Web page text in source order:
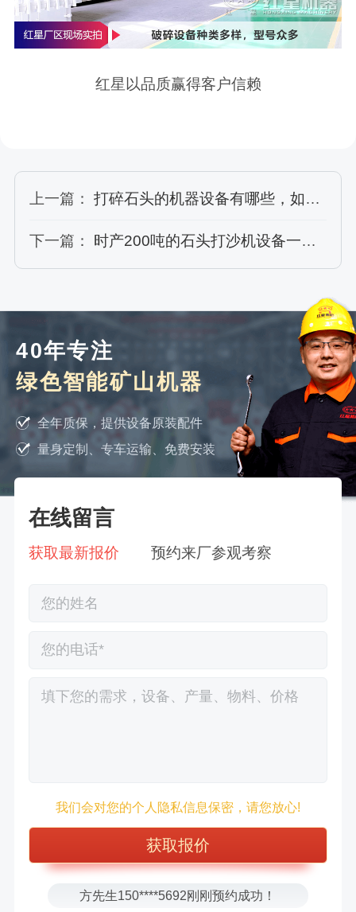
红星以品质赢得客户信赖
上一篇： 打碎石头的机器设备有哪些，如何配置？附碎石现场视频
下一篇： 时产200吨的石头打沙机设备一套多少钱？
40年专注
绿色智能矿山机器
全年质保，提供设备原装配件
量身定制、专车运输、免费安装
在线留言
获取最新报价 预约来厂参观考察
我们会对您的个人隐私信息保密，请您放心!
张先生131****7997刚刚预约成功！
方先生150****5692刚刚预约成功！
樊先生155****3710刚刚预约成功！